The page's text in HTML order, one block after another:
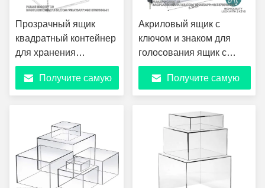
Прозрачный ящик
квадратный контейнер
для хранения
сцепников,
подчеркивателей,
клеевой ленты,
штампов,
многоцелевых
сборных
Получите самую
Акриловый ящик с
ключом и знаком для
голосования ящик с
предложением для
сбора средств
Получите самую